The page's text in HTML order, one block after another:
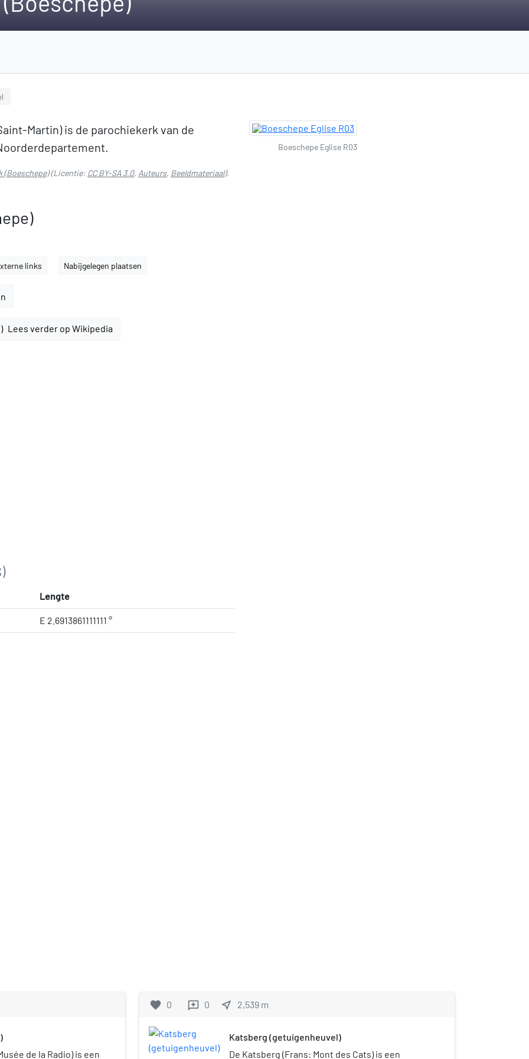
Martin) is de parochiekerk van de
(Boeschepe)(Licentie: CC BY-SA 3.0, Auteurs, Beeldmateriaal).
links Nabijgelegen plaatsen
Lees verder op Wikipedia
Lengte
E 2.6913861111111 °
Boeschepe Eglise R03
de la Radio) is een
favorite 0 reviews 0 near_me 2,539 m
Katsberg (getuigenheuvel)
De Katsberg (Frans: Mont des Cats) is een